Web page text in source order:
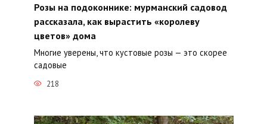
Розы на подоконнике: мурманский садовод
рассказала, как вырастить «королеву
цветов» дома
Многие уверены, что кустовые розы — это скорее
садовые
218